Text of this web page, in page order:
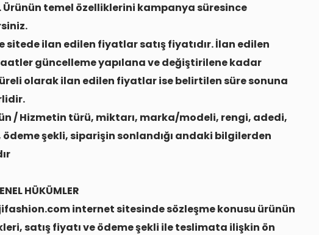
temel özelliklerini kampanya süresince
sitede ilan edilen fiyatlar satış fiyatıdır. İlan edilen
güncelleme yapılana ve değiştirilene kadar
olarak ilan edilen fiyatlar ise belirtilen süre sonuna
/ Hizmetin türü, miktarı, marka/modeli, rengi, adedi,
ödeme şekli, siparişin sonlandığı andaki bilgilerden
HÜKÜMLER
internet sitesinde sözleşme konusu ürünün
satış fiyatı ve ödeme şekli ile teslimata ilişkin ön